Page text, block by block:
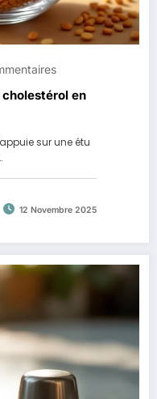
en
sur une étu
12 Novembre 2025